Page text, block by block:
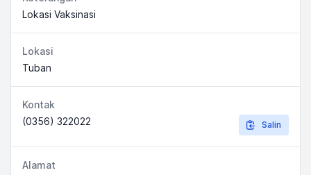
Lokasi Vaksinasi
Lokasi
Tuban
Kontak
(0356) 322022
Salin
Alamat